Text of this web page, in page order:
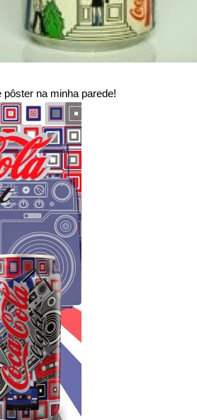
na minha parede!